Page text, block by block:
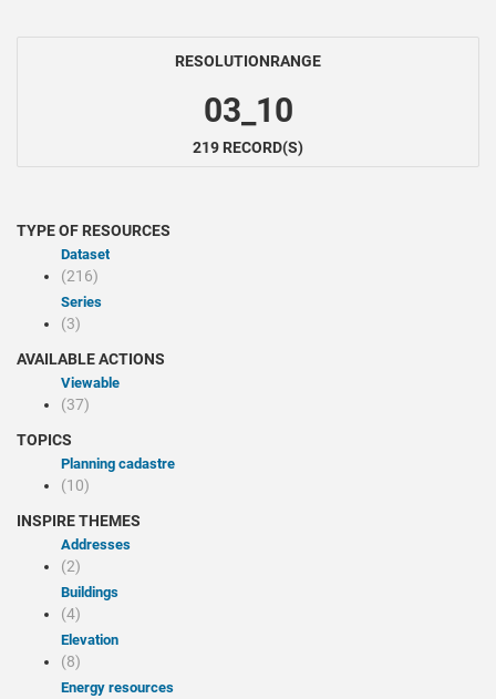
RESOLUTIONRANGE
03_10
219 RECORD(S)
TYPE OF RESOURCES
Dataset
(216)
Series
(3)
AVAILABLE ACTIONS
Viewable
(37)
TOPICS
Planning cadastre
(10)
INSPIRE THEMES
Addresses
(2)
Buildings
(4)
Elevation
(8)
Energy resources